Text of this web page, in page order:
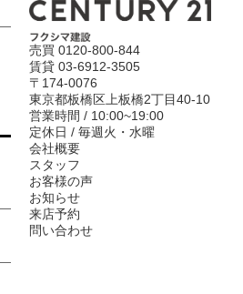
売買 0120-800-844
賃貸 03-6912-3505
〒174-0076
東京都板橋区上板橋2丁目40-10
営業時間 / 10:00~19:00
定休日 / 毎週火・水曜
会社概要
スタッフ
お客様の声
お知らせ
来店予約
問い合わせ